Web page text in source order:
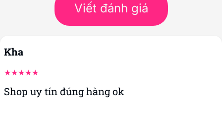
Viết đánh giá
Kha
Shop uy tín đúng hàng ok